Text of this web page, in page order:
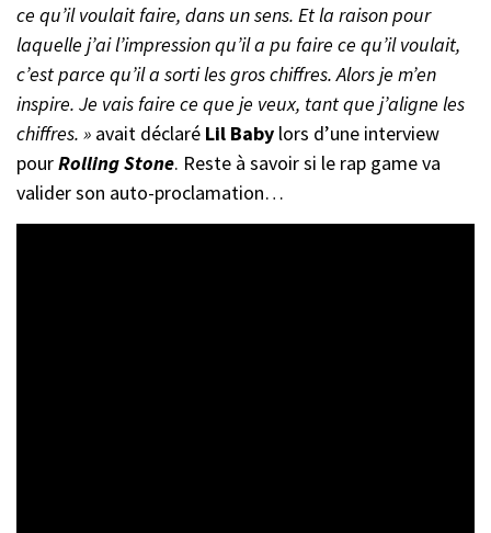
ce qu’il voulait faire, dans un sens. Et la raison pour
laquelle j’ai l’impression qu’il a pu faire ce qu’il voulait,
c’est parce qu’il a sorti les gros chiffres. Alors je m’en
inspire. Je vais faire ce que je veux, tant que j’aligne les
chiffres. » avait déclaré Lil Baby lors d’une interview
pourRolling Stone. Reste à savoir si le rap game va
valider son auto-proclamation…